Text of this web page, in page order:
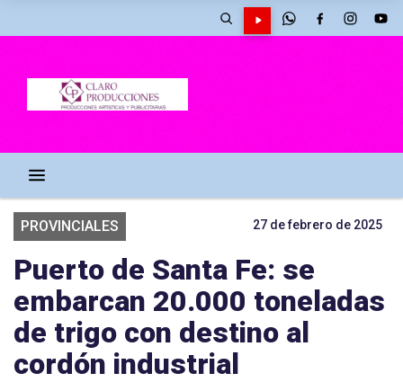
PROVINCIALES 27 de febrero de 2025
Puerto de Santa Fe: se
embarcan 20.000 toneladas
de trigo con destino al
cordón industrial